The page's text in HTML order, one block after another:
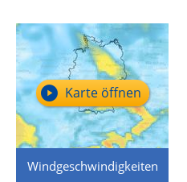
Windgeschwindigkeiten
Karte öffnen